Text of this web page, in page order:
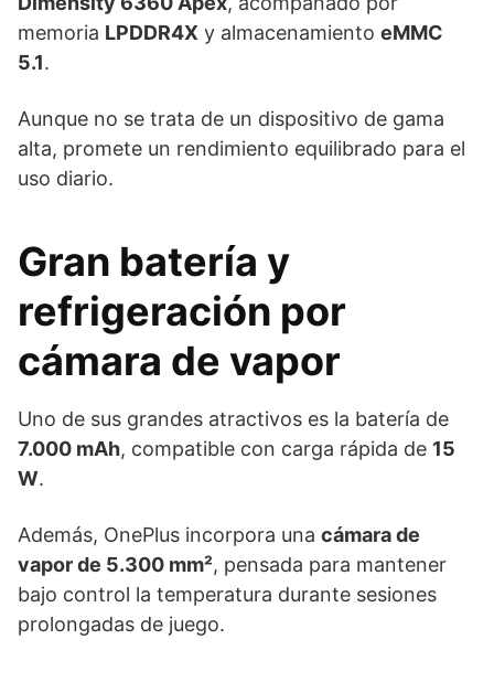
memoria LPDDR4X y almacenamiento eMMC
5.1.
Aunque no se trata de un dispositivo de gama
alta, promete un rendimiento equilibrado para el
uso diario.
Gran batería y
refrigeración por
cámara de vapor
Uno de sus grandes atractivos es la batería de
7.000 mAh, compatible con carga rápida de 15
W.
Además, OnePlus incorpora una cámara de
vapor de 5.300 mm², pensada para mantener
bajo control la temperatura durante sesiones
prolongadas de juego.